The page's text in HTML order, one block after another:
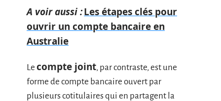
A voir aussi :Les étapes clés pour
ouvrir un compte bancaire en
Australie
Le compte joint, par contraste, est une
forme de compte bancaire ouvert par
plusieurs cotitulaires qui en partagent la